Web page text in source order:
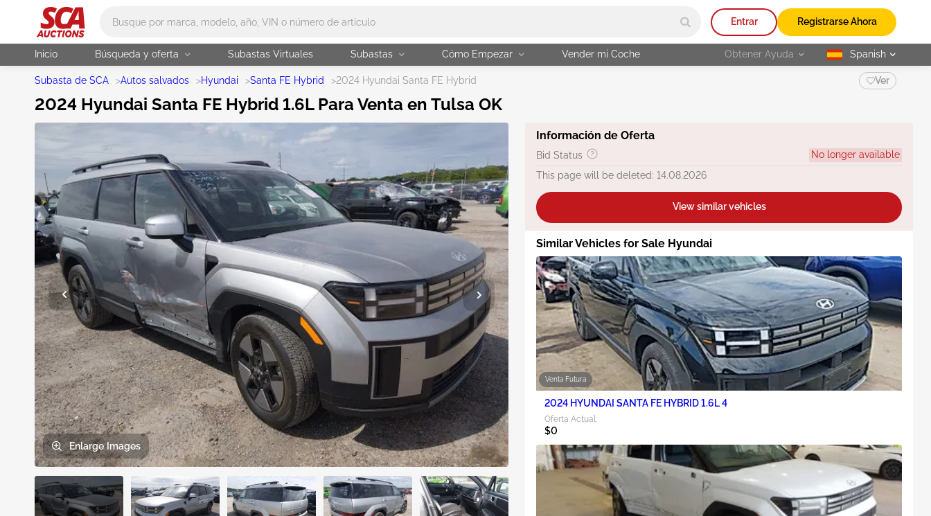
Entrar Registrarse Ahora
Inicio Búsqueda y oferta Subastas Virtuales Subastas Cómo Empezar Vender mi Coche Obtener Ayuda selected
Spanish
Subasta de SCA >Autos salvados >Hyundai >Santa FE Hybrid >2024 Hyundai Santa FE Hybrid Ver
2024 Hyundai Santa FE Hybrid 1.6L Para Venta en Tulsa OK
Enlarge Images
Información de Oferta
Bid Status
No longer available
This page will be deleted: 14.08.2026
View similar vehicles
Similar Vehicles for Sale Hyundai
Venta Futura
2024 HYUNDAI SANTA FE HYBRID 1.6L 4
Oferta Actual:
$0